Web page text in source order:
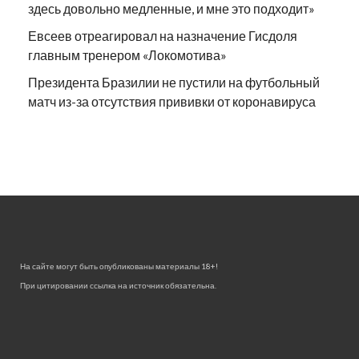
здесь довольно медленные, и мне это подходит»
Евсеев отреагировал на назначение Гисдоля
главным тренером «Локомотива»
Президента Бразилии не пустили на футбольный
матч из-за отсутствия прививки от коронавируса
На сайте могут быть опубликованы материалы 18+!
При цитировании ссылка на источник обязательна.